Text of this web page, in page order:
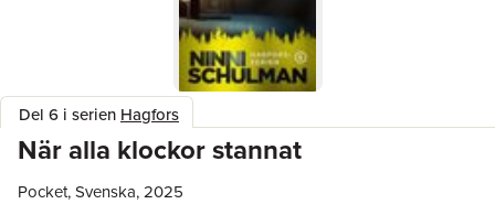
Del 6 i serien Hagfors
När alla klockor stannat
Pocket, Svenska, 2025